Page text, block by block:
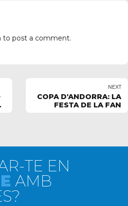
to post a comment.
NEXT
COPA D'ANDORRA: LA
FESTA DE LA FAN
TE EN
AMB